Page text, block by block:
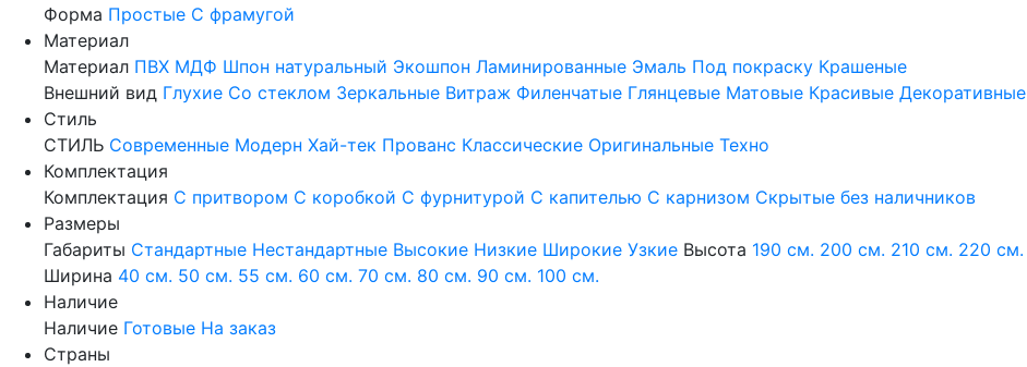
Форма Простые С фрамугой
Материал
Материал ПВХ МДФ Шпон натуральный Экошпон Ламинированные Эмаль Под покраску Крашеные
Внешний вид Глухие Со стеклом Зеркальные Витраж Филенчатые Глянцевые Матовые Красивые Декоративные
Стиль
СТИЛЬ Современные Модерн Хай-тек Прованс Классические Оригинальные Техно
Комплектация
Комплектация С притвором С коробкой С фурнитурой С капителью С карнизом Скрытые без наличников
Размеры
Габариты Стандартные Нестандартные Высокие Низкие Широкие Узкие Высота 190 см. 200 см. 210 см. 220 см.
Ширина 40 см. 50 см. 55 см. 60 см. 70 см. 80 см. 90 см. 100 см.
Наличие
Наличие Готовые На заказ
Страны